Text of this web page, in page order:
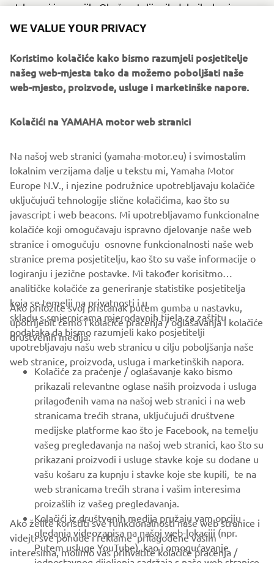
utrkama i izvan njih. Obožavatelji svih dobnih skupina
mogu pronaći nešto što će voljeti s ponudom majica, kapa i
Yamahin Sport Heritage XSR asortiman, voljen diljem
svijeta zbog svojih neo-retro stilskih elemenata glavna je
kolekcija vintage tematske odjeće sadrži odjeću za
kaki i svijetlo narančaste boje, te tako odaje počast
Yamahinim trkačkim legendama koristeći suvremene
tehnike.
KOLEKCIJE ODJEĆE 2024
CORPORATE
FOR BUSINESS
MORE YAMAHA
SUPPORT
BILTEN
Budite prvi koji će saznati o najnovijim ponudama, posebnim
događajima, novim izdanjima i još mnogo toga
WE VALUE YOUR PRIVACY
Koristimo kolačiće kako bismo razumjeli posjetitelje
našeg web-mjesta tako da možemo poboljšati naše
web-mjesto, proizvode, usluge i marketinške napore.
Kolačići na YAMAHA motor web stranici
Na našoj web stranici (yamaha-motor.eu) i svimostalim
lokalnim verzijama dalje u tekstu mi, Yamaha Motor
Europe N.V., i njezine podružnice upotrebljavaju kolačiće
uključujući tehnologije slične kolačićima, kao što su
javascript i web beacons. Mi upotrebljavamo funkcionalne
kolačiće koji omogučavaju ispravno djelovanje naše web
stranice i omogučuju osnovne funkcionalnosti naše web
stranice prema posjetitelju, kao što su vaše informacije o
logiranju i jezične postavke. Mi također korisitmo
analitičke kolačiće za generiranje statistike posjetitelja
koja se temelji na privatnosti i u
skladu s smjernicama mjerodavnih tijela za zaštitu
podataka da bismo razumjeli kako posjetitelji
upotrebljavaju našu web stranicu u cilju poboljšanja naše
web stranice, proizvoda, usluga i marketinških napora.
Ako priložite svoj pristanak putem gumba u nastavku,
upotrijebit ćemo i kolačiće praćenja / oglašavanja i kolačiće
društvenih medija:
Kolačiće za praćenje / oglašavanje kako bismo
prikazali relevantne oglase naših proizvoda i usluga
prilagođenih vama na našoj web stranici i na web
stranicama trećih strana, uključujući društvene
medijske platforme kao što je Facebook, na temelju
vašeg pregledavanja na našoj web stranici, kao što su
prikazani proizvodi i usluge stavke koje su dodane u
vašu košaru za kupnju i stavke koje ste kupili, te na
web stranicama trećih strana i vašim interesima
proizašlih iz vašeg pregledavanja.
Kolačići iz društvenih medija pružaju vam opciju
gledanja videozapisa na našoj web-lokaciji (npr.
Putem usluge YouTube), kao i omogućavanje
Ako želite koristiti sve funkcionalnosti naše web stranice i
videjti sve ponude i reklame prilagođene vašim
interesima, molimo vas prihvatite kolačiće praćenja /